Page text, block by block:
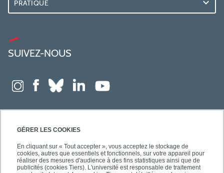
GÉRER LES COOKIES
En cliquant sur « Tout accepter », vous acceptez le stockage de
cookies, autres que essentiels et fonctionnels, sur votre appareil pour
réaliser des mesures d'audience à des fins statistiques ainsi que de
publicités (cookies Tiers). L'université est responsable de traitement
PRATIQUE
SUIVEZ-NOUS